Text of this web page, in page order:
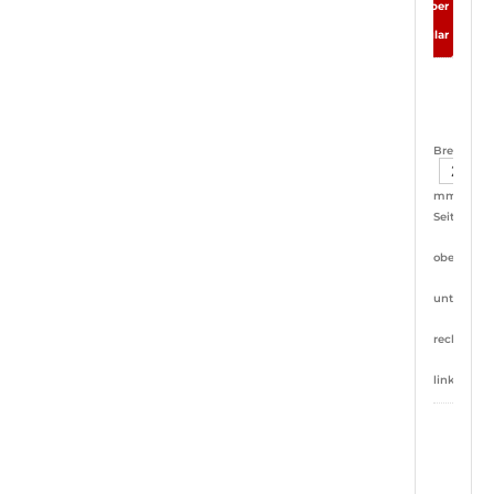
Ecken bitte über
Kontaktformular
Breite:
mm
Seiten:
oben
unten
rechts
links